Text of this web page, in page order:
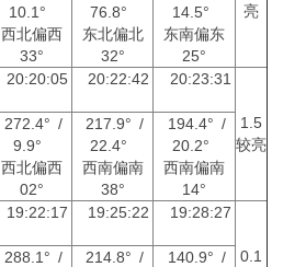
亮
10.1°
西北偏西
33°
76.8°
东北偏北
32°
14.5°
东南偏东
25°
20:20:05 20:22:42 20:23:31
1.5
较亮
272.4° /
9.9°
西北偏西
02°
217.9° /
22.4°
西南偏南
38°
194.4° /
20.2°
西南偏南
14°
19:22:17 19:25:22 19:28:27
0.1
288.1° /
214.8° /
140.9° /